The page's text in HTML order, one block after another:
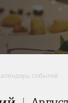
событий